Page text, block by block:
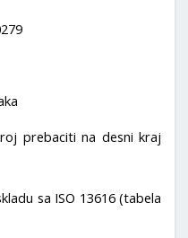
prebaciti na desni kraj
sa ISO 13616 (tabela